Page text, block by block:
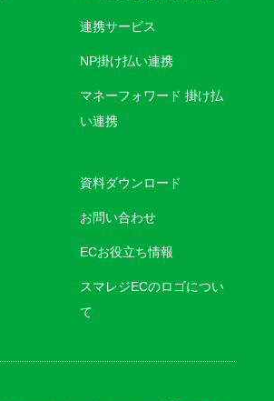
連携サービス
NP掛け払い連携
マネーフォワード 掛け払
い連携
資料ダウンロード
お問い合わせ
ECお役立ち情報
スマレジECのロゴについ
て